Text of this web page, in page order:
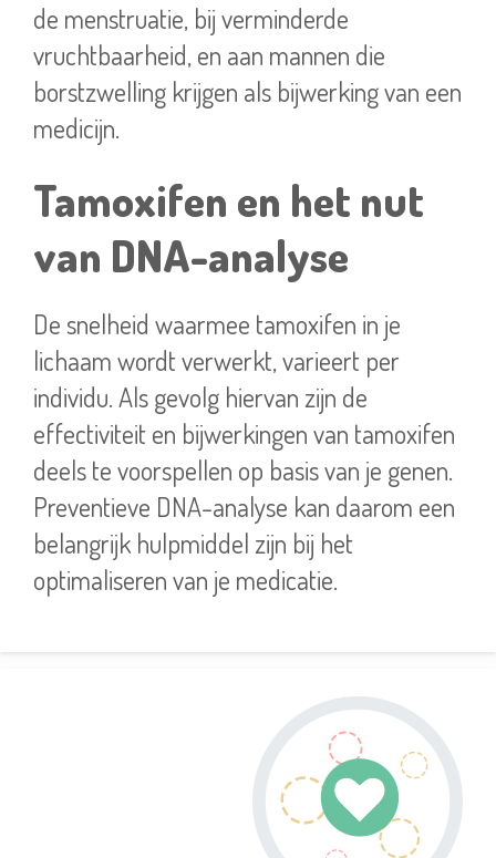
de menstruatie, bij verminderde
vruchtbaarheid, en aan mannen die
borstzwelling krijgen als bijwerking van een
medicijn.
Tamoxifen en het nut
van DNA-analyse
De snelheid waarmee tamoxifen in je
lichaam wordt verwerkt, varieert per
individu. Als gevolg hiervan zijn de
effectiviteit en bijwerkingen van tamoxifen
deels te voorspellen op basis van je genen.
Preventieve DNA-analyse kan daarom een
belangrijk hulpmiddel zijn bij het
optimaliseren van je medicatie.